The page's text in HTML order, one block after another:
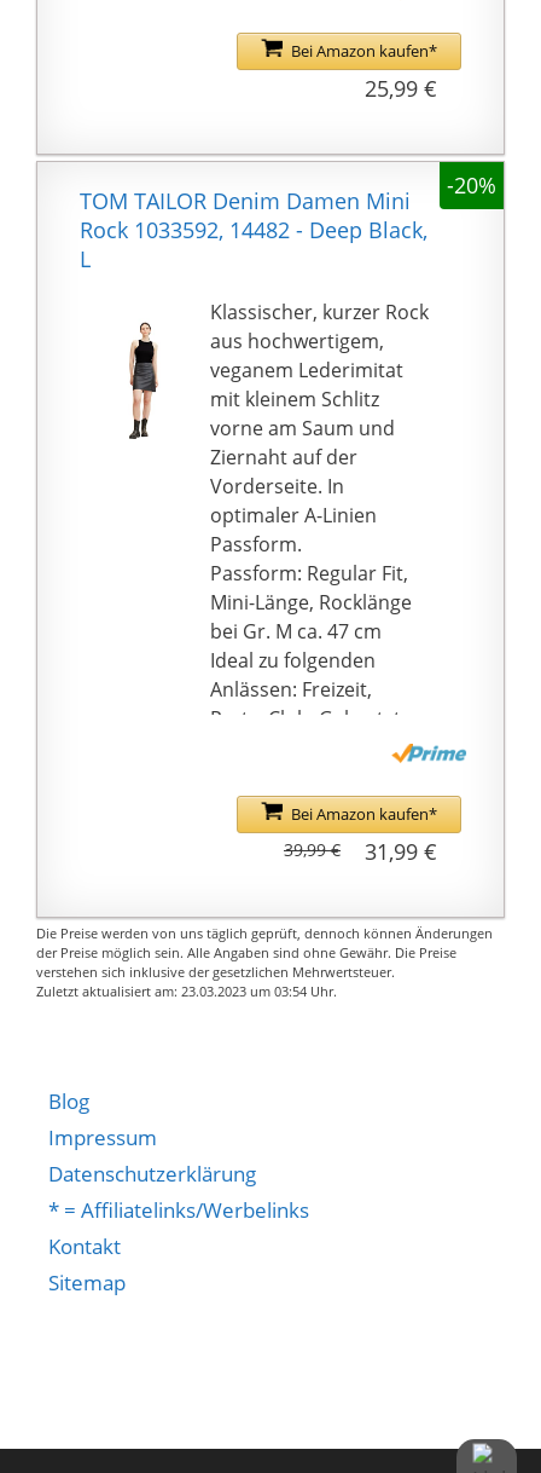
Produkts vor Ihrem
Kaufen. Eine leichte (±
die
Produktbeschreibung
ist unvermeidbar, bitte
verzeihen Sie uns.Wir
angenehmen Einkauf
Bei Amazon kaufen*
25,99 €
-20%
TOM TAILOR Denim Damen Mini
Rock 1033592, 14482 - Deep Black,
L
Klassischer, kurzer Rock
aus hochwertigem,
veganem Lederimitat
mit kleinem Schlitz
vorne am Saum und
Ziernaht auf der
Vorderseite. In
optimaler A-Linien
Passform.
Passform: Regular Fit,
Mini-Länge, Rocklänge
bei Gr. M ca. 47 cm
Ideal zu folgenden
Anlässen: Freizeit,
Party, Club, Geburtstag,
Taufe, Abschlussball,
Business, Büro, Urlaub,
Strand, Wandern,
Konzert
Aus pflegeleichten
Polyesterfasern
Pflegeleicht 30°C
Bei Amazon kaufen*
31,99 €
39,99 €
Die Preise werden von uns täglich geprüft, dennoch können Änderungen
der Preise möglich sein. Alle Angaben sind ohne Gewähr. Die Preise
verstehen sich inklusive der gesetzlichen Mehrwertsteuer.
Zuletzt aktualisiert am: 23.03.2023 um 03:54 Uhr.
Blog
Impressum
Datenschutzerklärung
* = Affiliatelinks/Werbelinks
Kontakt
Sitemap